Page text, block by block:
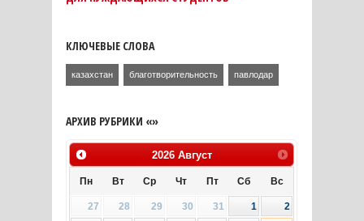
КЛЮЧЕВЫЕ СЛОВА
казахстан благотворительность павлодар
АРХИВ РУБРИКИ «»
2026 Август
Пн Вт Ср Чт Пт Сб Вс
27 28 29 30 31 1
2